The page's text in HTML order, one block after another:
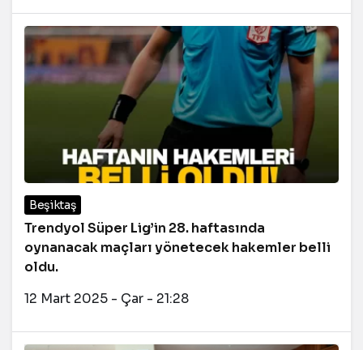
Beşiktaş
Trendyol Süper Lig’in 28. haftasında
oynanacak maçları yönetecek hakemler belli
oldu.
12 Mart 2025 - Çar - 21:28